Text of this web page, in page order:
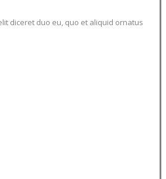
diceret duo eu, quo et aliquid ornatus